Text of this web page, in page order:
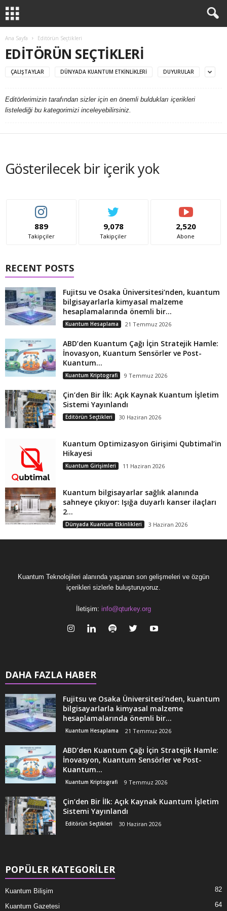
Ana Sayfa Editörün Seçtikleri
EDITÖRÜN SEÇTIKLERI
ÇALIŞTAYLAR DÜNYADA KUANTUM ETKINLIKLERI DUYURULAR
Editörlerimizin tarafından sizler için en önemli buldukları içerikleri
listelediği bu kategorimizi inceleyebilirsiniz.
Gösterilecek bir içerik yok
889
Takipçiler
9,078
Takipçiler
2,520
Abone
RECENT POSTS
Fujitsu ve Osaka Üniversitesi’nden, kuantum
bilgisayarlarla kimyasal malzeme
hesaplamalarında önemli bir...
Kuantum Hesaplama 21 Temmuz 2026
ABD’den Kuantum Çağı İçin Stratejik Hamle:
İnovasyon, Kuantum Sensörler ve Post-
Kuantum...
Kuantum Kriptografi 9 Temmuz 2026
Çin’den Bir İlk: Açık Kaynak Kuantum İşletim
Sistemi Yayınlandı
Editörün Seçtikleri 30 Haziran 2026
Kuantum Optimizasyon Girişimi Qubtimal’in
Hikayesi
Kuantum Girişimleri 11 Haziran 2026
Kuantum bilgisayarlar sağlık alanında
sahneye çıkıyor: Işığa duyarlı kanser ilaçları
2...
Dünyada Kuantum Etkinlikleri 3 Haziran 2026
Kuantum Teknolojileri alanında yaşanan son gelişmeleri ve özgün
içerikleri sizlerle buluşturuyoruz.
İletişim: info@qturkey.org
DAHA FAZLA HABER
Fujitsu ve Osaka Üniversitesi’nden, kuantum
bilgisayarlarla kimyasal malzeme
hesaplamalarında önemli bir...
Kuantum Hesaplama 21 Temmuz 2026
ABD’den Kuantum Çağı İçin Stratejik Hamle:
İnovasyon, Kuantum Sensörler ve Post-
Kuantum...
Kuantum Kriptografi 9 Temmuz 2026
Çin’den Bir İlk: Açık Kaynak Kuantum İşletim
Sistemi Yayınlandı
Editörün Seçtikleri 30 Haziran 2026
POPÜLER KATEGORİLER
Kuantum Bilişim 82
Kuantum Gazetesi 64